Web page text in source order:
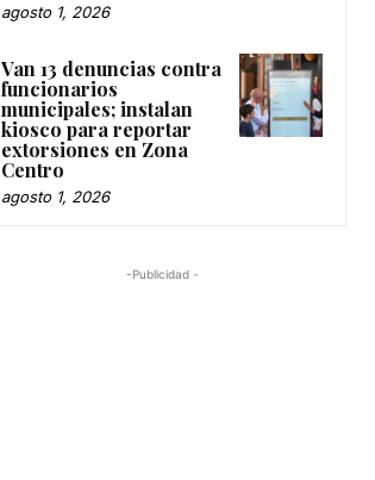
agosto 1, 2026
Van 13 denuncias contra
funcionarios
municipales; instalan
kiosco para reportar
extorsiones en Zona
Centro
agosto 1, 2026
-Publicidad -